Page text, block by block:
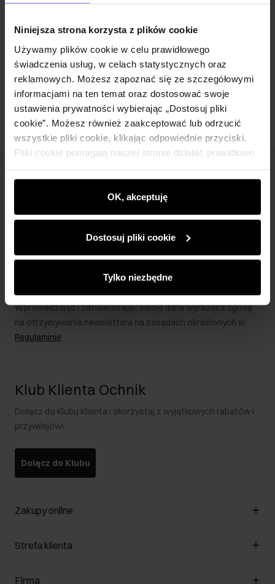
Niniejsza strona korzysta z plików cookie
Używamy plików cookie w celu prawidłowego
świadczenia usług, w celach statystycznych oraz
reklamowych. Możesz zapoznać się ze szczegółowymi
informacjami na ten temat oraz dostosować swoje
ustawienia prywatności wybierając „Dostosuj pliki
cookie”. Możesz również zaakceptować lub odrzucić
wszystkie pliki cookie, klikając odpowiednie przyciski.
Pliki cookie pomagają naszej stronie działać prawidłowo.
wyświetlać im dopasowane do ich preferencji treści,
rekomendacje oraz komunikaty reklamowe informujące o
najnowszych promocjach w e-sklepie. Informacje o tym,
partnerom społecznościowym, reklamowym i
analitycznym. Partnerzy mogą połączyć te informacje z
podczas korzystania z ich usług.
OK, akceptuję
Dostosuj pliki cookie
Tylko niezbędne
Szczegóły
Skład i wymiary
Opinie
Newsletter
Bądź na bieżąco z nowościami i promocjami!
Zapisz się
Wprowadzając i zatwierdzając swoje dane wyrażasz zgodę
na otrzymywanie newslettera na zasadach określonych w
Regulaminie.
Klub Klienta Ochnik
Dołącz do Klubu Klienta i skorzystaj z wyjątkowych rabatów i
przywilejów!
Dołącz do Klubu
Zakupy online
Zarządzaj cookies
Strefa klienta
Klub Klienta
Firma